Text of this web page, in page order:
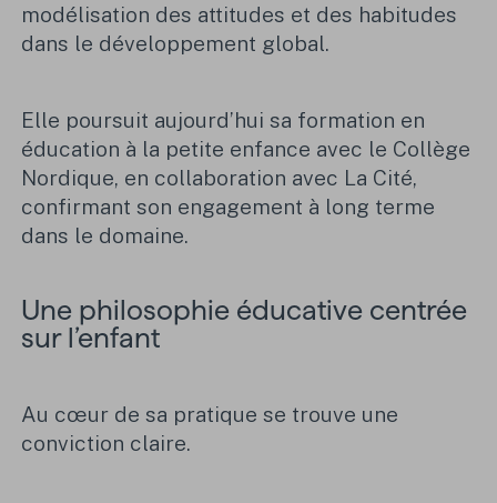
modélisation des attitudes et des habitudes
dans le développement global.
Elle poursuit aujourd’hui sa formation en
éducation à la petite enfance avec le Collège
Nordique, en collaboration avec La Cité,
confirmant son engagement à long terme
dans le domaine.
Une philosophie éducative centrée
sur l’enfant
Au cœur de sa pratique se trouve une
conviction claire.